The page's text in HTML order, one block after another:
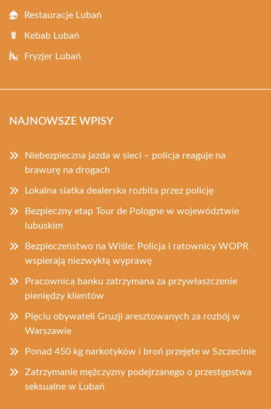
Restauracje Lubań
Kebab Lubań
Fryzjer Lubań
NAJNOWSZE WPISY
Niebezpieczna jazda w sieci – policja reaguje na
brawurę na drogach
Lokalna siatka dealerska rozbita przez policję
Bezpieczny etap Tour de Pologne w województwie
lubuskim
Bezpieczeństwo na Wiśle: Policja i ratownicy WOPR
wspierają niezwykłą wyprawę
Pracownica banku zatrzymana za przywłaszczenie
pieniędzy klientów
Pięciu obywateli Gruzji aresztowanych za rozbój w
Warszawie
Ponad 450 kg narkotyków i broń przejęte w Szczecinie
Zatrzymanie mężczyzny podejrzanego o przestępstwa
seksualne w Lubań